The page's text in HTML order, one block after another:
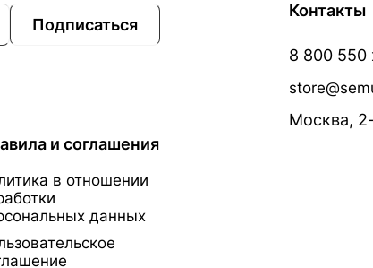
Подписаться
и соглашения
в отношении
данных
Контакты
8 800 550
Москва,